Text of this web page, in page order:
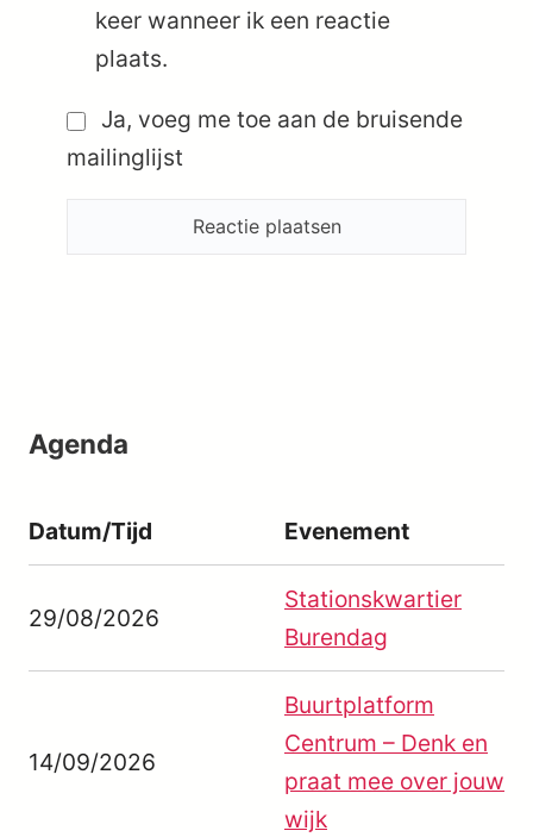
keer wanneer ik een reactie
plaats.
Ja, voeg me toe aan de bruisende
mailinglijst
Agenda
Datum/Tijd Evenement
29/08/2026
Stationskwartier
Burendag
14/09/2026
Buurtplatform
Centrum – Denk en
praat mee over jouw
wijk